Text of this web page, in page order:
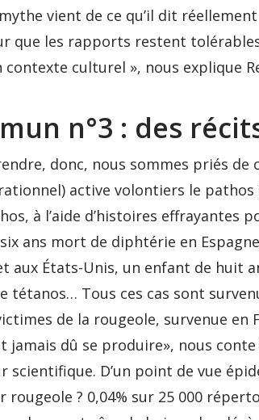
vient de ce qu’il dit
que les rapports restent
contexte culturel », nous explique
n°3 : des
donc, nous sommes priés de
active volontiers le
à l’aide d’histoires effrayantes
ans mort de diphtérie en
aux États-Unis, un enfant de huit
tétanos… Tous ces cas sont
de la rougeole, survenue en
jamais dû se produire», nous
scientifique. D’un point de vue
rougeole ? 0,04% sur 25 000